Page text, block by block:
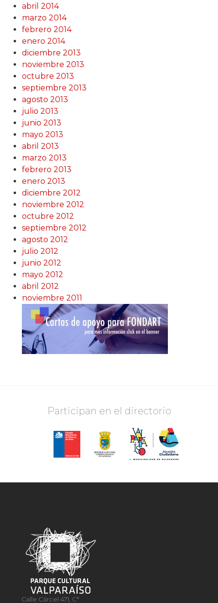
abril 2014
marzo 2014
febrero 2014
enero 2014
diciembre 2013
noviembre 2013
octubre 2013
septiembre 2013
agosto 2013
julio 2013
junio 2013
mayo 2013
abril 2013
marzo 2013
febrero 2013
enero 2013
diciembre 2012
noviembre 2012
octubre 2012
septiembre 2012
agosto 2012
julio 2012
junio 2012
mayo 2012
abril 2012
noviembre 2011
Participan en el directorio
Calle Cárcel 471, C°